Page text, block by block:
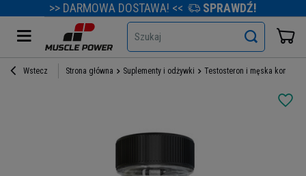
>> DARMOWA DOSTAWA! << SPRAWDŹ!
Szukaj
Wstecz Strona główna Suplementy i odżywki Testosteron i męska kondycja